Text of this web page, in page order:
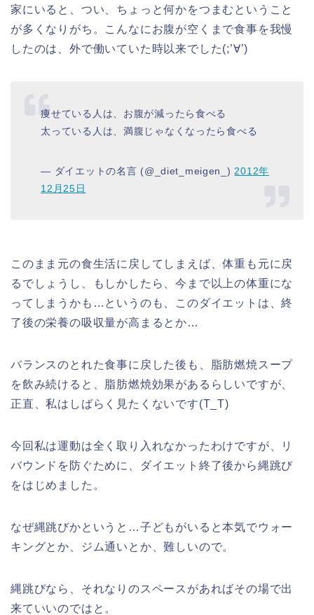
家にいると、つい、ちょっと何かをつまむということ
が多くなりがち。こんなにお腹が空くまで食事を我慢
したのは、外で働いていた時以来でした(;’∀’)
痩せている人は、お腹が減ったら食べる
太っている人は、満腹じゃなくなったら食べる
— ダイエットの名言 (@_diet_meigen_)2012年
12月25日
このまま元の食生活に戻してしまえば、体重も元に戻
るでしょうし、もしかしたら、今まで以上の体重にな
ってしまうかも…というのも、このダイエットは、終
了後の栄養の吸収量が高まるとか…
バランスのとれた食事に戻した後も、脂肪燃焼スープ
を飲み続けると、脂肪燃焼効果があるらしいですが、
正直、私はしばらく見たくないです(T_T)
今回私は運動は全く取り入れなかったわけですが、リ
バウンドを防ぐために、ダイエット終了後から縄跳び
をはじめました。
なぜ縄跳びかというと…子どもがいると本気でウォー
キングとか、ジム通いとか、難しいので。
縄跳びなら、それなりのスペースがあればその場で出
来ていいのではと。